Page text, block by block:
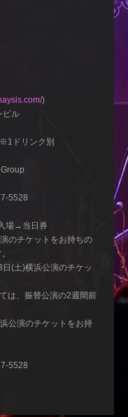
)
ビル
ドリンク別
5528
場→当日券
のチケットをお持ちの
(土)横浜公演のチケッ
は、振替公演の2週間前
公演のチケットをお持
5528